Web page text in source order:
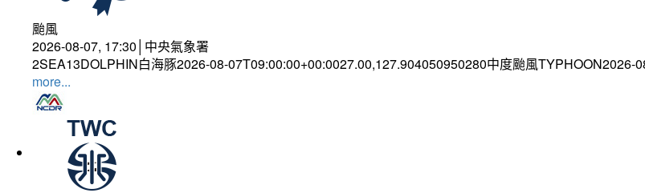
颱風
2026-08-07, 17:30│中央氣象署
2SEA13DOLPHIN白海豚2026-08-07T09:00:00+00:0027.00,127.904050950280中度颱風
more...